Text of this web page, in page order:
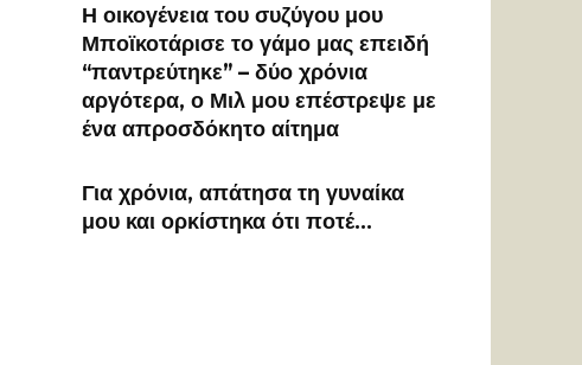
Η οικογένεια του συζύγου μου
Μποϊκοτάρισε το γάμο μας επειδή
“παντρεύτηκε” – δύο χρόνια
αργότερα, ο Μιλ μου επέστρεψε με
ένα απροσδόκητο αίτημα
Για χρόνια, απάτησα τη γυναίκα
μου και ορκίστηκα ότι ποτέ…